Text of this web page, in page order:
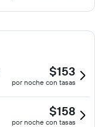
$153
por noche con tasas
$158
por noche con tasas